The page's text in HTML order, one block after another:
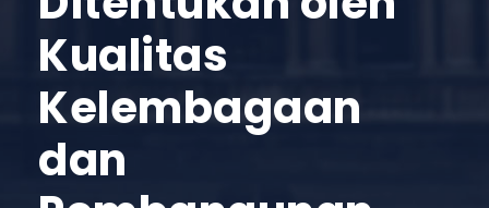
Kualitas
Kelembagaan
dan